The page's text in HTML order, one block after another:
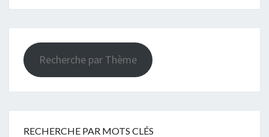
Recherche par Thème
RECHERCHE PAR MOTS CLÉS